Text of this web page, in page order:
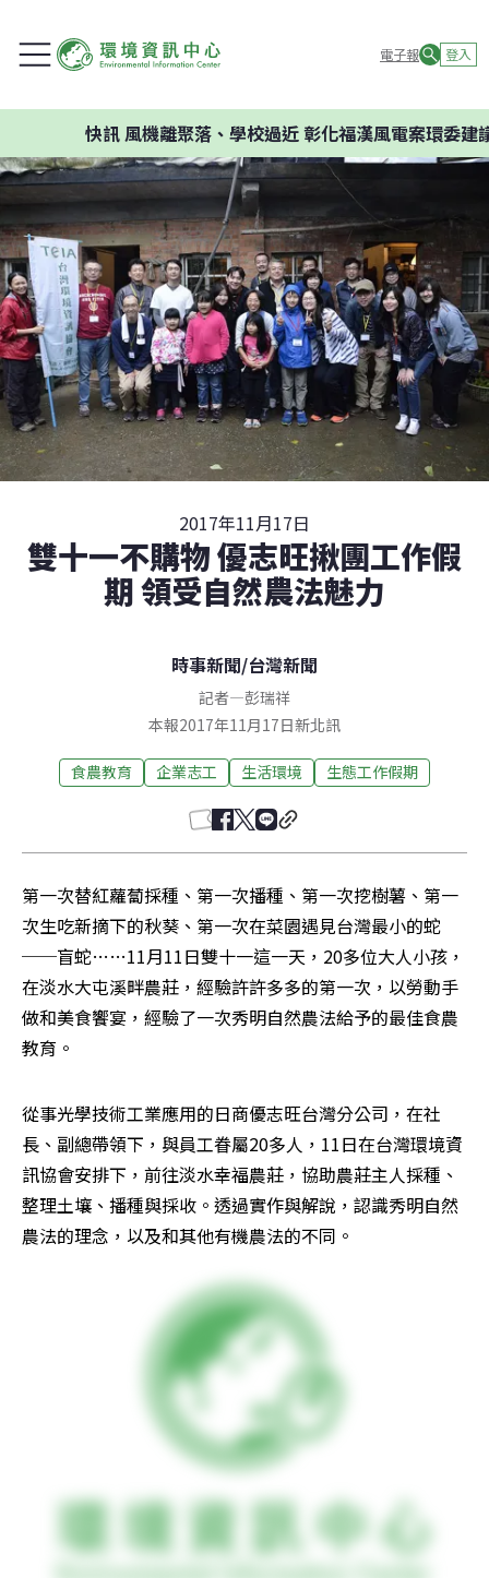
電子報 登入
風機離聚落、學校過近 彰化福漢風電案環委建議不應
2017年11月17日
雙十一不購物 優志旺揪團工作假
期 領受自然農法魅力
時事新聞/台灣新聞
記者—彭瑞祥
本報2017年11月17日新北訊
食農教育 企業志工 生活環境 生態工作假期
第一次替紅蘿蔔採種、第一次播種、第一次挖樹薯、第一
次生吃新摘下的秋葵、第一次在菜園遇見台灣最小的蛇
──盲蛇……11月11日雙十一這一天，20多位大人小孩，
在淡水大屯溪畔農莊，經驗許許多多的第一次，以勞動手
做和美食饗宴，經驗了一次秀明自然農法給予的最佳食農
教育。
從事光學技術工業應用的日商優志旺台灣分公司，在社
長、副總帶領下，與員工眷屬20多人，11日在台灣環境資
訊協會安排下，前往淡水幸福農莊，協助農莊主人採種、
整理土壤、播種與採收。透過實作與解說，認識秀明自然
農法的理念，以及和其他有機農法的不同。